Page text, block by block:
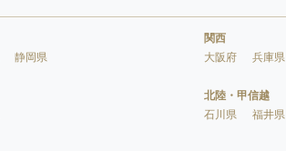
静岡県
関西
大阪府
兵庫県
北陸・甲信越
石川県
福井県